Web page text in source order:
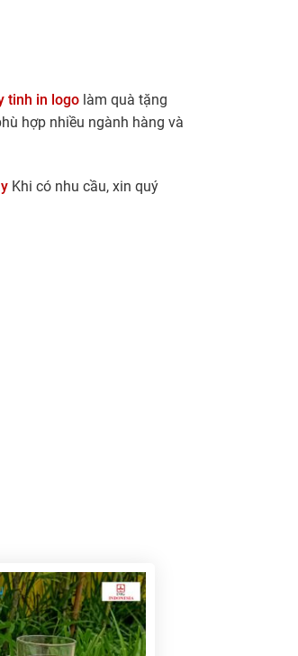
tinh in logo làm quà tặng
hợp nhiều ngành hàng và
Khi có nhu cầu, xin quý